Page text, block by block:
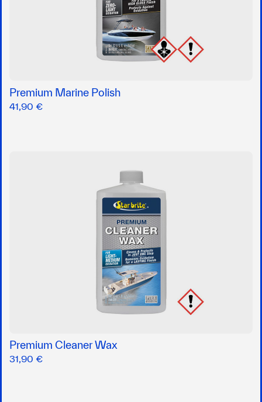
Premium Marine Polish
41,90 €
Premium Cleaner Wax
31,90 €